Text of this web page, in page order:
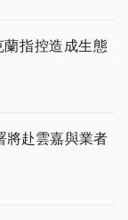
指控造成生態
將赴雲嘉與業者